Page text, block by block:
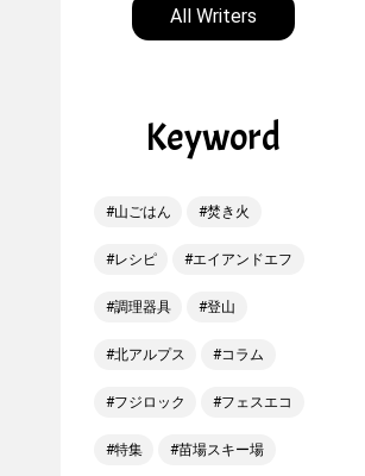
All Writers
Keyword
山ごはん 焚き火
レシピ エイアンドエフ
調理器具 登山
北アルプス コラム
フジロック フェスエコ
特集 苗場スキー場